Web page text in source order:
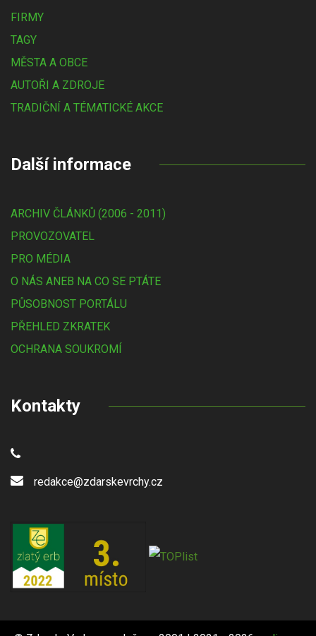
FIRMY
TAGY
MĚSTA A OBCE
AUTOŘI A ZDROJE
TRADIČNÍ A TÉMATICKÉ AKCE
Další informace
ARCHIV ČLÁNKŮ (2006 - 2011)
PROVOZOVATEL
PRO MÉDIA
O NÁS ANEB NA CO SE PTÁTE
PŮSOBNOST PORTÁLU
PŘEHLED ZKRATEK
OCHRANA SOUKROMÍ
Kontakty
redakce@zdarskevrchy.cz